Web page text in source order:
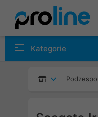
Kategorie